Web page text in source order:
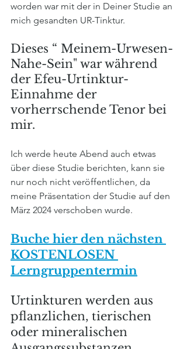
worden war mit der in Deiner Studie an
mich gesandten UR-Tinktur.
Dieses “ Meinem-Urwesen-
Nahe-Sein" war während
der Efeu-Urtinktur-
Einnahme der
vorherrschende Tenor bei
mir.
Ich werde heute Abend auch etwas
über diese Studie berichten, kann sie
nur noch nicht veröffentlichen, da
meine Präsentation der Studie auf den
März 2024 verschoben wurde.
Buche hier den nächsten
KOSTENLOSEN
Lerngruppentermin
Urtinkturen werden aus
pflanzlichen, tierischen
oder mineralischen